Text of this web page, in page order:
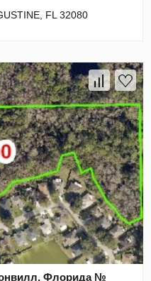
FL 32080
Флорида №